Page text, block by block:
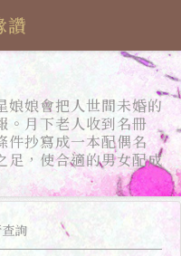
讚
娘娘會把人世間未婚的
。月下老人收到名冊
件抄寫成一本配偶名
足，使合適的男女配成